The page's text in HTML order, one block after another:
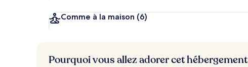
Comme à la maison (6)
Pourquoi vous allez adorer cet hébergement